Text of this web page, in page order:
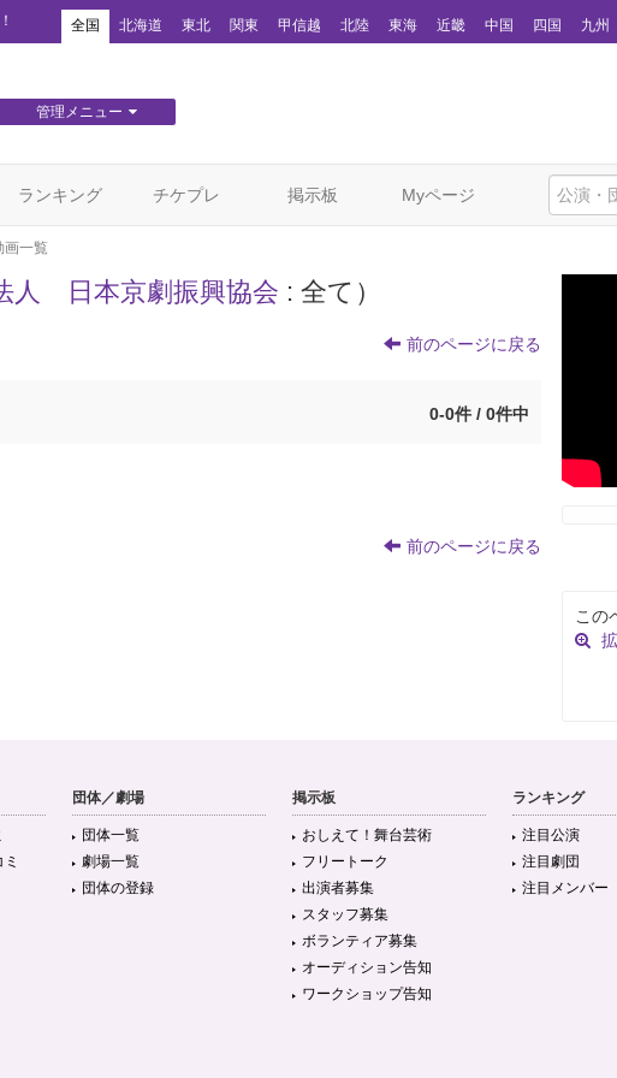
全国 北海道 東北 関東 甲信越 北陸 東海 近畿 中国 四国 九州
管理メニュー
ランキング チケプレ 掲示板 Myページ
画一覧
人 日本京劇振興協会 : 全て）
前のページに戻る
0-0件 / 0件中
前のページに戻る
この
団体／劇場
団体一覧
劇場一覧
団体の登録
掲示板
おしえて！舞台芸術
フリートーク
出演者募集
スタッフ募集
ボランティア募集
オーディション告知
ワークショップ告知
ランキング
注目公演
注目劇団
注目メンバー